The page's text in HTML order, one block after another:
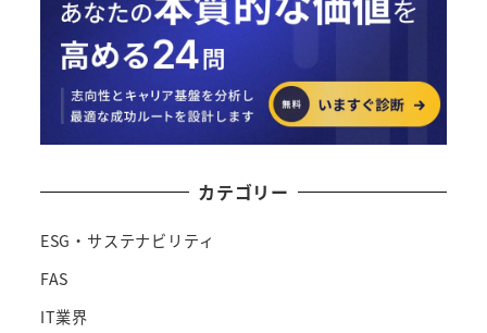
カテゴリー
ESG・サステナビリティ
FAS
IT業界